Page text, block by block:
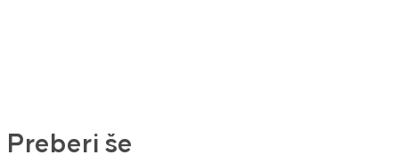
Preberi še